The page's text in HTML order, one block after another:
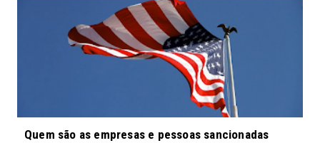
Quem são as empresas e pessoas sancionadas